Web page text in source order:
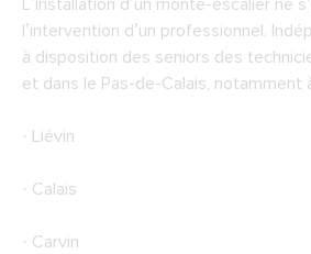
L’installation d’un monte-escalier ne
l’intervention d’un professionnel.
à disposition des seniors des
et dans le Pas-de-Calais, notamment
· Liévin
· Calais
· Carvin